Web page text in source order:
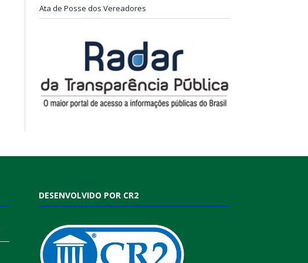
Ata de Posse dos Vereadores
DESENVOLVIDO POR CR2